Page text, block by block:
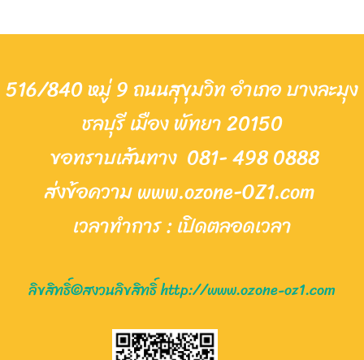
516/840 หมู่ 9 ถนนสุขุมวิท อำเภอ บางละมุง
ชลบุรี เมือง พัทยา 20150
ขอทราบเส้นทาง 081- 498 0888
ส่งข้อความ www.ozone-OZ1.com
เวลาทำการ : เปิดตลอดเวลา
ลิขสิทธิ์©สงวนลิขสิทธิ์ http://www.ozone-oz1.com